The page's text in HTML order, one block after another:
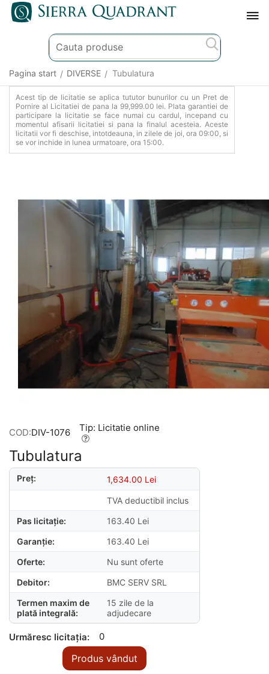
Pagina start / DIVERSE / Tubulatura
Acest tip de licitatie se aplica tututor bunurilor cu un Pret de
Pornire al Licitatiei de pana la 99,999.00 lei. Plata garantiei de
participare la licitatie se face numai cu cardul, incepand cu
momentul afisarii licitatiei si pana la finalul acesteia. Aceste
licitatii vor fi deschise, intotdeauna, in zilele de joi, ora 09:00, si
se vor inchide in lunea urmatoare, ora 15:00.
COD:DIV-1076 Tip: Licitatie online
Tubulatura
Preț: 1,634.00 Lei
TVA deductibil inclus
Pas licitație:
163.40 Lei
Garanție:
163.40 Lei
Oferte:
Nu sunt oferte
Debitor:
BMC SERV SRL
Termen maxim de
plată integrală:
15 zile de la
adjudecare
Urmăresc licitația: 0
Produs vândut